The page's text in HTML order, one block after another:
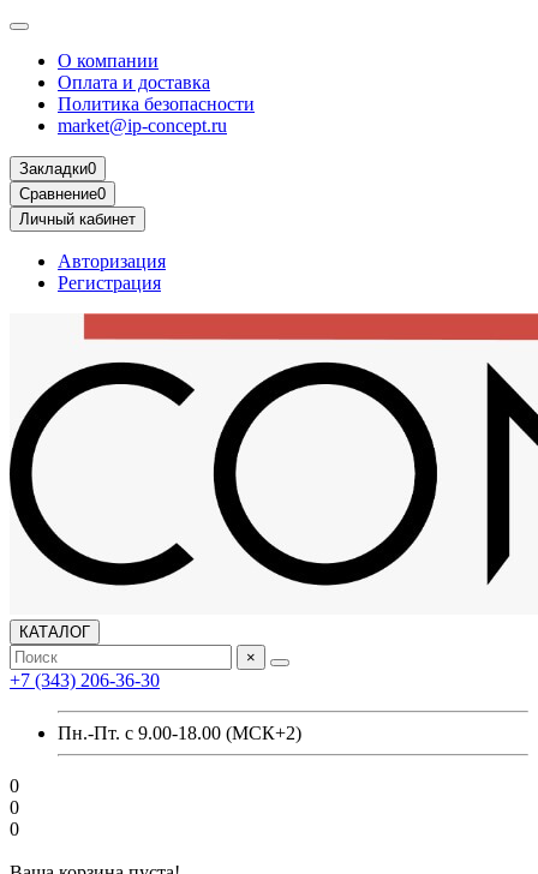
О компании
Оплата и доставка
Политика безопасности
market@ip-concept.ru
Закладки0
Сравнение0
Личный кабинет
Авторизация
Регистрация
КАТАЛОГ
×
+7 (343) 206-36-30
Пн.-Пт. с 9.00-18.00 (МСК+2)
0
0
0